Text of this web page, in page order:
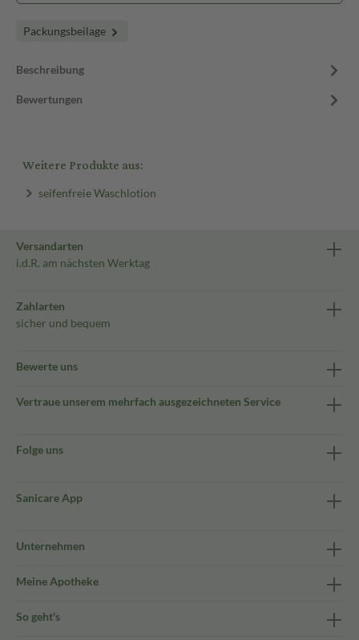
Packungsbeilage
Beschreibung
Bewertungen
Weitere Produkte aus:
seifenfreie Waschlotion
Versandarten
i.d.R. am nächsten Werktag
Zahlarten
sicher und bequem
Bewerte uns
Vertraue unserem mehrfach ausgezeichneten Service
Folge uns
Sanicare App
Unternehmen
Meine Apotheke
So geht's